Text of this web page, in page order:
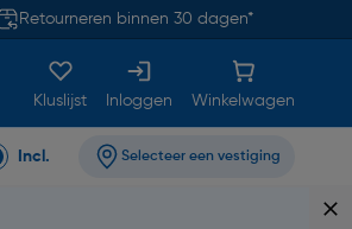
Retourneren binnen 30 dagen*
Kluslijst Inloggen Winkelwagen
Incl. Selecteer een vestiging